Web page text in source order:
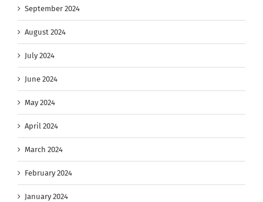
September 2024
August 2024
July 2024
June 2024
May 2024
April 2024
March 2024
February 2024
January 2024